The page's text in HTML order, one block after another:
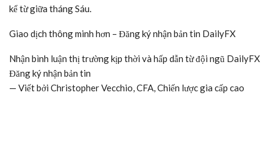
kể từ giữa tháng Sáu.
Giao dịch thông minh hơn – Đăng ký nhận bản tin DailyFX
Nhận bình luận thị trường kịp thời và hấp dẫn từ đội ngũ DailyFX
Đăng ký nhận bản tin
— Viết bởi Christopher Vecchio, CFA, Chiến lược gia cấp cao